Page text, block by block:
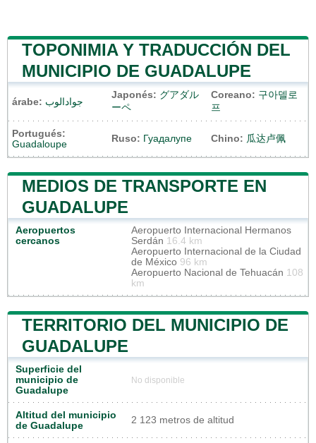
TOPONIMIA Y TRADUCCIÓN DEL
MUNICIPIO DE GUADALUPE
árabe: جوادالوب
Japonés: グアダル
ーペ
Coreano: 구아델로
프
Portugués:
Guadaloupe
Ruso: Гуадалупе Chino: 瓜达卢佩
MEDIOS DE TRANSPORTE EN
GUADALUPE
Aeropuertos
cercanos
Aeropuerto Internacional Hermanos
Serdán 16.4 km
Aeropuerto Internacional de la Ciudad
de México 96 km
Aeropuerto Nacional de Tehuacán 108
km
TERRITORIO DEL MUNICIPIO DE
GUADALUPE
Superficie del
municipio de
Guadalupe
No disponible
Altitud del municipio
de Guadalupe
2 123 metros de altitud